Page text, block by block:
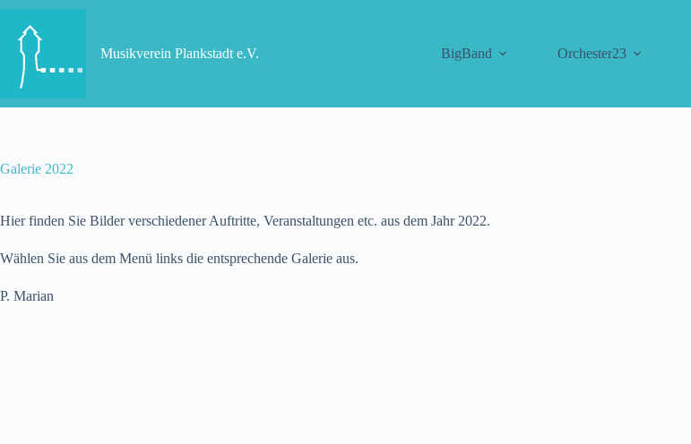
Zum
Inhalt
springen
Musikverein Plankstadt e.V.
BigBand Orchester23
Galerie 2022
Hier finden Sie Bilder verschiedener Auftritte, Veranstaltungen etc. aus dem Jahr 2022.
Wählen Sie aus dem Menü links die entsprechende Galerie aus.
P. Marian